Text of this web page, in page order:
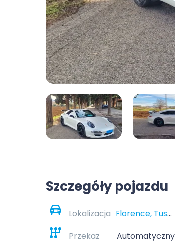
Szczegóły pojazdu
Lokalizacja Florence, Tuscany, Italy
Przekaz
Automatyczny